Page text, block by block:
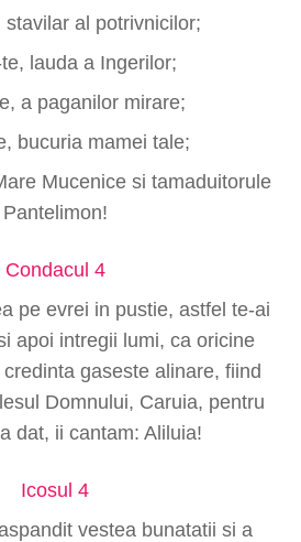
stavilar al potrivnicilor;
lauda a Ingerilor;
a paganilor mirare;
bucuria mamei tale;
Mucenice si tamaduitorule
Pantelimon!
Condacul 4
pe evrei in pustie, astfel te-ai
apoi intregii lumi, ca oricine
gaseste alinare, fiind
Domnului, Caruia, pentru
dat, ii cantam: Aliluia!
Icosul 4
vestea bunatatii si a